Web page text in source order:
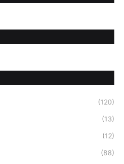
(120)
(13)
(12)
(88)